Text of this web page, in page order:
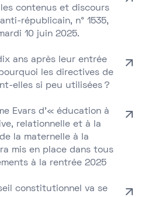
contenus et discours
républicain, n° 1535,
10 juin 2025.
ans après leur entrée
les directives de
elles si peu utilisées ?
Evars d’« éducation à
relationnelle et à la
la maternelle à la
mis en place dans tous
à la rentrée 2025
constitutionnel va se